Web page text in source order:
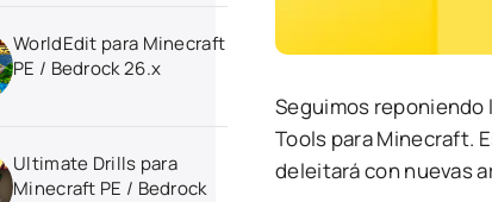
Seguimos reponiendo
Tools para Minecraft.
deleitará con nuevas
WorldEdit para Minecraft
PE / Bedrock 26.x
Ultimate Drills para
Minecraft PE / Bedrock